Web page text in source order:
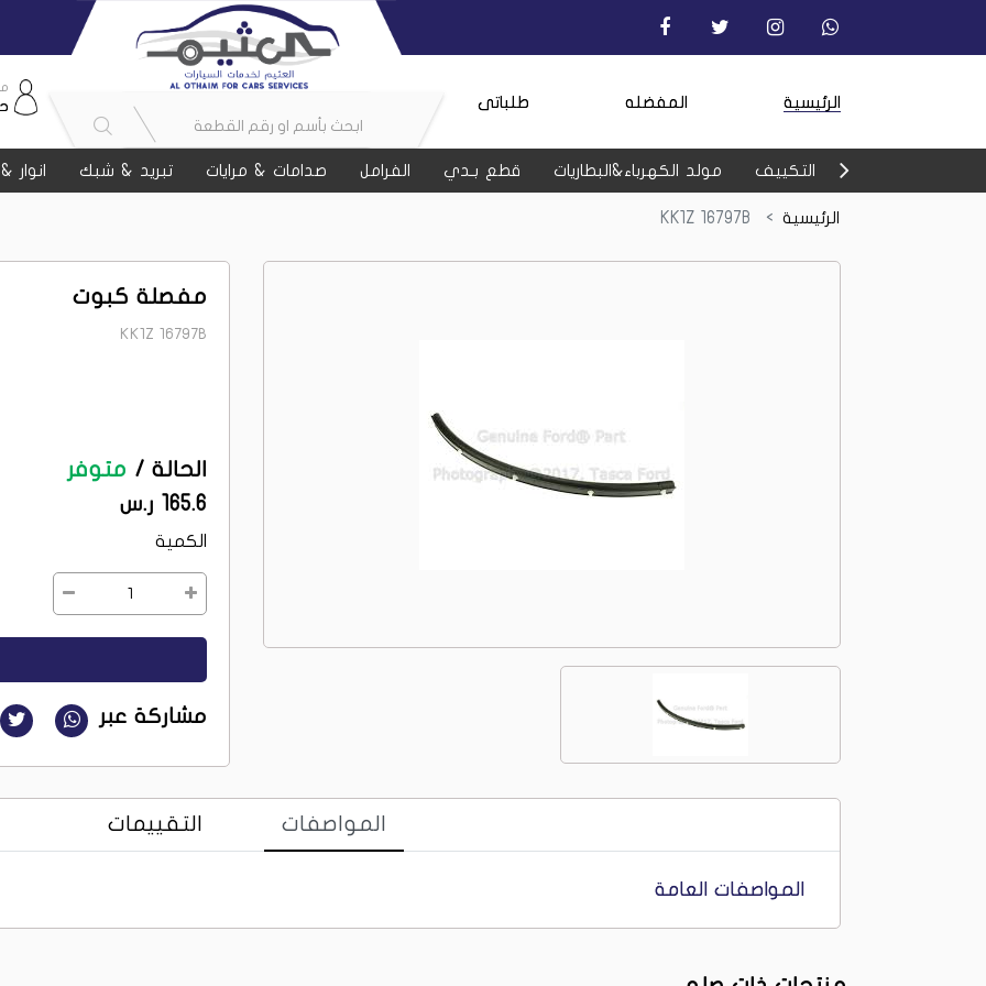
الرئيسية المفضله طلباتى
التكييف مولد الكهرباء&البطاريات قطع بـدي الفرامل صدامات & مرايات تبريد & شبك انوار
الرئيسية
مفصلة كبوت
KK1Z 16797B
الحالة / متوفر
165.6 ر.س
الكمية
1
مشاركة عبر
المواصفات التقييمات
المواصفات العامة